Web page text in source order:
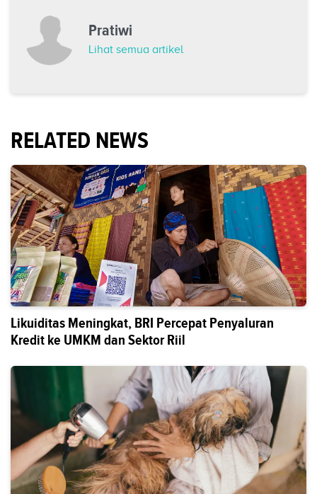
Pratiwi
Lihat semua artikel
RELATED NEWS
Likuiditas Meningkat, BRI Percepat Penyaluran
Kredit ke UMKM dan Sektor Riil